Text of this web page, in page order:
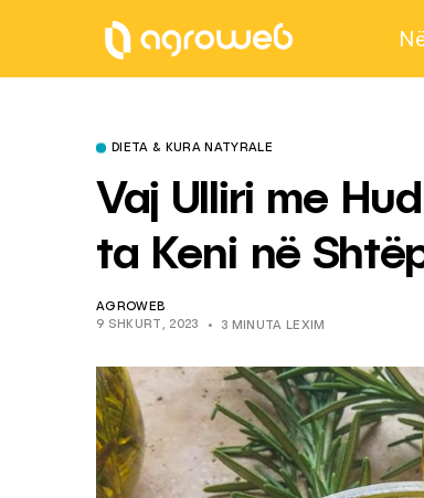
DIETA & KURA NATYRALE
Vaj Ulliri me
ta Keni në
AGROWEB
9 SHKURT, 2023
3 MINUTA LEXIM